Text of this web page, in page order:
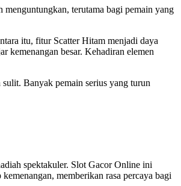
terutama bagi pemain yang
itu, fitur Scatter Hitam menjadi daya
kemenangan besar. Kehadiran elemen
Banyak pemain serius yang turun
spektakuler. Slot Gacor Online ini
memberikan rasa percaya bagi